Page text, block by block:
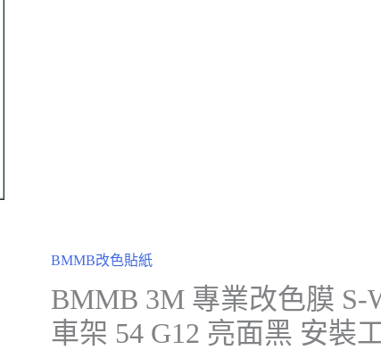
BMMB改色貼紙
BMMB 3M 專業改色膜 S-
車架 54 G12 亮面黑 安裝